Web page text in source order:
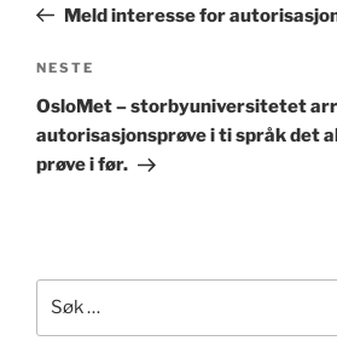
innlegg
Meld interesse for
Neste
innlegg
NESTE
OsloMet – storbyuniversitetet
autorisasjonsprøve i ti språk det
prøve i før.
etter: